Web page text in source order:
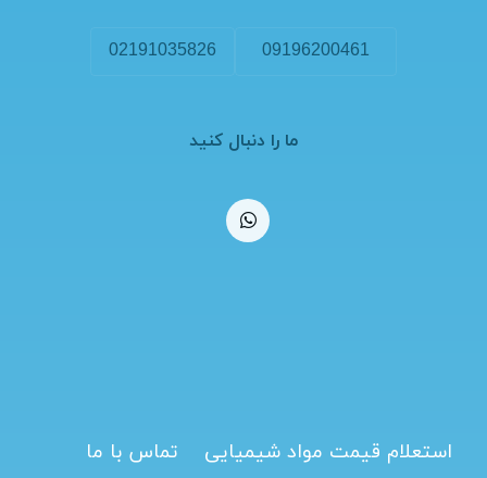
09196200461
02191035826
ما را دنبال کنید
استعلام قیمت مواد شیمیایی تماس با ما